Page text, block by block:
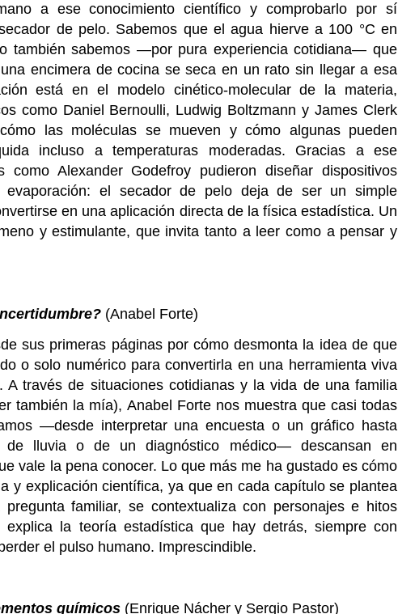
a ese conocimiento científico y comprobarlo por sí
de pelo. Sabemos que el agua hierve a 100 °C en
también sabemos —por pura experiencia cotidiana— que
encimera de cocina se seca en un rato sin llegar a esa
está en el modelo cinético-molecular de la materia,
como Daniel Bernoulli, Ludwig Boltzmann y James Clerk
las moléculas se mueven y cómo algunas pueden
incluso a temperaturas moderadas. Gracias a ese
como Alexander Godefroy pudieron diseñar dispositivos
evaporación: el secador de pelo deja de ser un simple
en una aplicación directa de la física estadística. Un
y estimulante, que invita tanto a leer como a pensar y
(Anabel Forte)
sus primeras páginas por cómo desmonta la idea de que
o solo numérico para convertirla en una herramienta viva
A través de situaciones cotidianas y la vida de una familia
también la mía), Anabel Forte nos muestra que casi todas
—desde interpretar una encuesta o un gráfico hasta
de lluvia o de un diagnóstico médico— descansan en
vale la pena conocer. Lo que más me ha gustado es cómo
y explicación científica, ya que en cada capítulo se plantea
familiar, se contextualiza con personajes e hitos
explica la teoría estadística que hay detrás, siempre con
el pulso humano. Imprescindible.
químicos (Enrique Nácher y Sergio Pastor)